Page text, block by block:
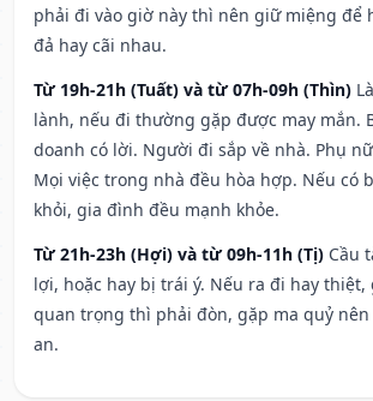
phải đi vào giờ này thì nên giữ miệng để
đả hay cãi nhau.
Từ 19h-21h (Tuất) và từ 07h-09h (Thìn)
lành, nếu đi thường gặp được may mắn.
doanh có lời. Người đi sắp về nhà. Phụ
Mọi việc trong nhà đều hòa hợp. Nếu có
khỏi, gia đình đều mạnh khỏe.
Từ 21h-23h (Hợi) và từ 09h-11h (Tị) Cầu
lợi, hoặc hay bị trái ý. Nếu ra đi hay thiệt,
quan trọng thì phải đòn, gặp ma quỷ
an.